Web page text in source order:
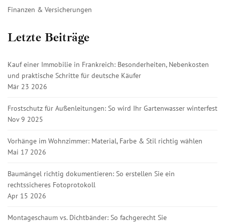
Finanzen & Versicherungen
Letzte Beiträge
Kauf einer Immobilie in Frankreich: Besonderheiten, Nebenkosten
und praktische Schritte für deutsche Käufer
Mär 23 2026
Frostschutz für Außenleitungen: So wird Ihr Gartenwasser winterfest
Nov 9 2025
Vorhänge im Wohnzimmer: Material, Farbe & Stil richtig wählen
Mai 17 2026
Baumängel richtig dokumentieren: So erstellen Sie ein
rechtssicheres Fotoprotokoll
Apr 15 2026
Montageschaum vs. Dichtbänder: So fachgerecht Sie